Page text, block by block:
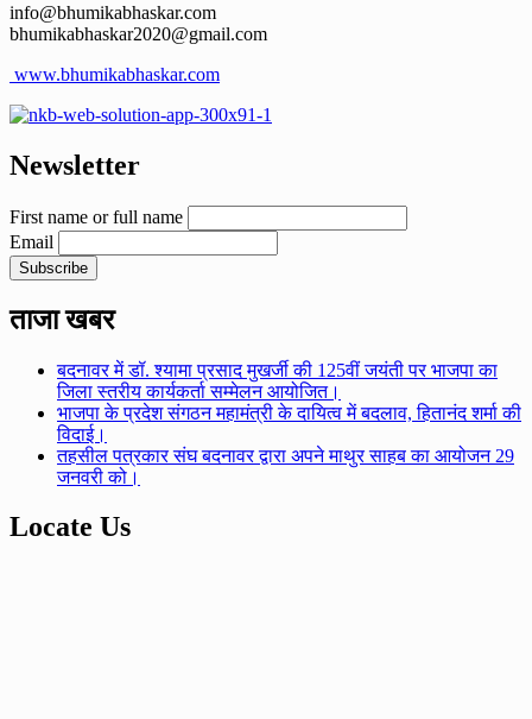
info@bhumikabhaskar.com
bhumikabhaskar2020@gmail.com
www.bhumikabhaskar.com
Newsletter
First name or full name
Email
ताजा खबर
बदनावर में डॉ. श्यामा प्रसाद मुखर्जी की 125वीं जयंती पर भाजपा का
जिला स्तरीय कार्यकर्ता सम्मेलन आयोजित।
भाजपा के प्रदेश संगठन महामंत्री के दायित्व में बदलाव, हितानंद शर्मा की
विदाई।
तहसील पत्रकार संघ बदनावर द्वारा अपने माथुर साहब का आयोजन 29
जनवरी को।
Locate Us